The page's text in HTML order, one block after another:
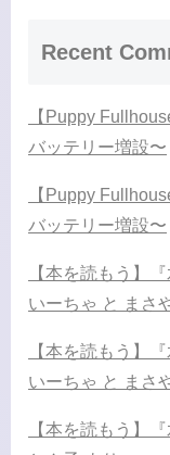
Recent
【Puppy
バッテリー増設〜
【Puppy
バッテリー増設〜
【本を読もう】
いーちゃ と まさ
【本を読もう】
いーちゃ と まさ
【本を読もう】